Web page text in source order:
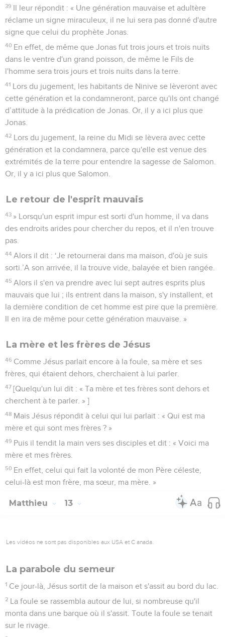
39 Il leur répondit : « Une génération mauvaise et adultère
réclame un signe miraculeux, il ne lui sera pas donné d'autre
signe que celui du prophète Jonas.
40 En effet, de même que Jonas fut trois jours et trois nuits
dans le ventre d'un grand poisson, de même le Fils de
l'homme sera trois jours et trois nuits dans la terre.
41 Lors du jugement, les habitants de Ninive se lèveront avec
cette génération et la condamneront, parce qu'ils ont changé
d’attitude à la prédication de Jonas. Or, il y a ici plus que
Jonas.
42 Lors du jugement, la reine du Midi se lèvera avec cette
génération et la condamnera, parce qu'elle est venue des
extrémités de la terre pour entendre la sagesse de Salomon.
Or, il y a ici plus que Salomon.
Le retour de l'esprit mauvais
43 » Lorsqu'un esprit impur est sorti d'un homme, il va dans
des endroits arides pour chercher du repos, et il n'en trouve
pas.
44 Alors il dit : ‘Je retournerai dans ma maison, d'où je suis
sorti.’A son arrivée, il la trouve vide, balayée et bien rangée.
45 Alors il s'en va prendre avec lui sept autres esprits plus
mauvais que lui ; ils entrent dans la maison, s'y installent, et
la dernière condition de cet homme est pire que la première.
Il en ira de même pour cette génération mauvaise. »
La mère et les frères de Jésus
46 Comme Jésus parlait encore à la foule, sa mère et ses
frères, qui étaient dehors, cherchaient à lui parler.
47 [Quelqu'un lui dit : « Ta mère et tes frères sont dehors et
cherchent à te parler. » ]
48 Mais Jésus répondit à celui qui lui parlait : « Qui est ma
mère et qui sont mes frères ? »
49 Puis il tendit la main vers ses disciples et dit : « Voici ma
mère et mes frères.
50 En effet, celui qui fait la volonté de mon Père céleste,
celui-là est mon frère, ma sœur, ma mère. »
Matthieu 13
Les vidéos ne sont pas disponibles aux USA et C anada.
La parabole du semeur
1 Ce jour-là, Jésus sortit de la maison et s'assit au bord du lac.
2 La foule se rassembla autour de lui, si nombreuse qu'il
monta dans une barque où il s'assit. Toute la foule se tenait
sur le rivage.